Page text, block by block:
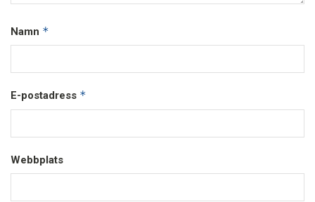
Namn *
E-postadress *
Webbplats